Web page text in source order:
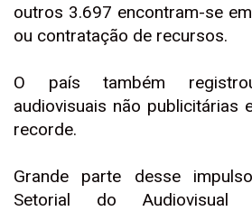
outros 3.697 encontram-se
ou contratação de recursos.
O país também
audiovisuais não publicitárias
recorde.
Grande parte desse
Setorial do Audiovisual